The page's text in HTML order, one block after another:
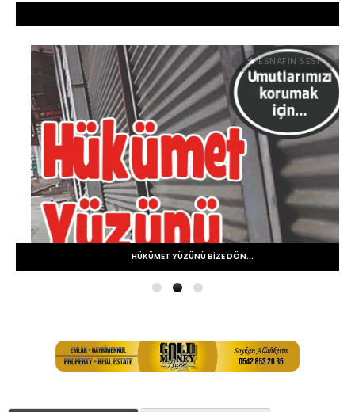
ESNAFIN SESİ
HÜKÜMET YÜZÜNÜ BIZE DÖN...